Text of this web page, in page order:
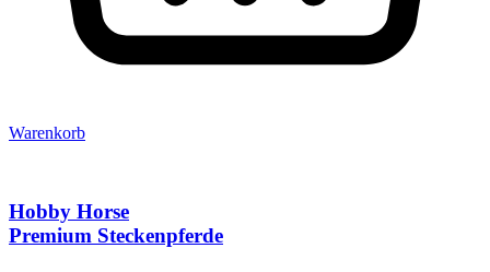
Warenkorb
Hobby Horse
Premium Steckenpferde